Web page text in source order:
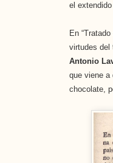
el
En
virtudes del
Antonio
que viene a
chocolate,